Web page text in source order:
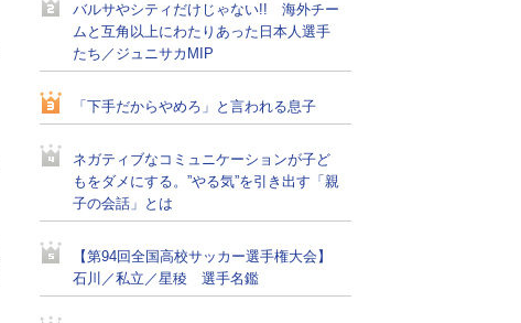
バルサやシティだけじゃない!! 海外チー
ムと互角以上にわたりあった日本人選手
たち／ジュニサカMIP
「下手だからやめろ」と言われる息子
ネガティブなコミュニケーションが子ど
もをダメにする。”やる気”を引き出す「親
子の会話」とは
【第94回全国高校サッカー選手権大会】
石川／私立／星稜 選手名鑑